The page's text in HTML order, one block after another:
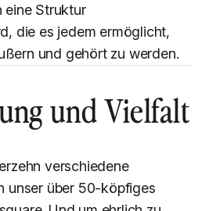
eine Struktur
die es jedem ermöglicht,
und gehört zu werden.
und Vielfalt
verschiedene
unser über 50-köpfiges